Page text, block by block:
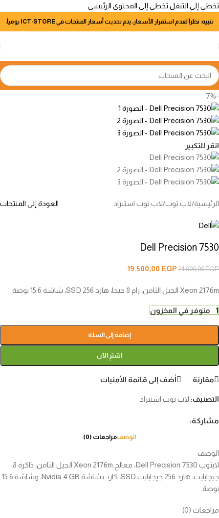
تخطي إلى التنقل تخطي إلى المحتوى الرئيسي
تنبيه: نظراً لعدم استقرار الأسعار، يتم تحديث أسعار المنتجات في ICT-STORE يومياً.
-7%
انقر للتكبير
الرئيسية/لاب توب/لاب توب استيراد العودة إلى المنتجات
Dell Precision 7530
21.000,00EGP
19.500,00 EGP
Xeon 2176m الجيل الثامن، رام 8 جيجا، هارد 256 SSD، شاشة 15.6 بوصة
1 متوفر في المخزون
إضافة إلى السلة
اشترِ الآن
مقارنة أضف إلى قائمة الأمنيات
التصنيف: لاب توب استيراد
مشاركة:
الوصفمراجعات (0)
الوصف
لابتوب Dell Precision 7530، معالج Xeon 2176m الجيل الثامن، ذاكرة 8
جيجابايت، هارد 256 جيجابايت SSD، كارت شاشة Nvidia 4 GB، وشاشة 15.6
بوصة.
مراجعات (0)